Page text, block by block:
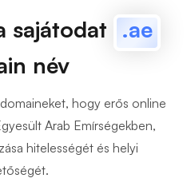
sajátodat .ae
név
hogy erős online
Arab Emírségekben,
hitelességét és helyi